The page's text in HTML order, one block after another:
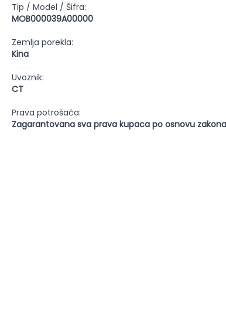
Tip / Model / Šifra:
MOB000039A00000
Zemlja porekla:
Kina
Uvoznik:
CT
Prava potrošača:
Zagarantovana sva prava kupaca po osnovu